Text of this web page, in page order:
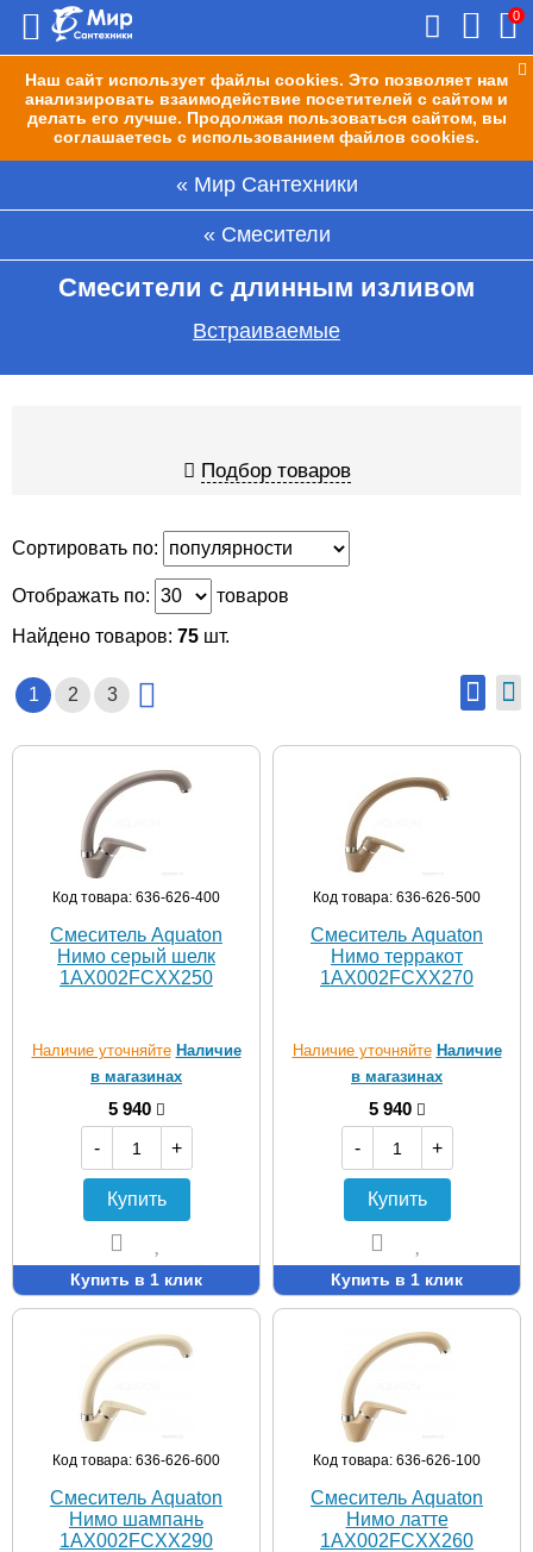
Наш сайт использует файлы cookies. Это позволяет нам
анализировать взаимодействие посетителей с сайтом и
делать его лучше. Продолжая пользоваться сайтом, вы
соглашаетесь с использованием файлов cookies.
0
Мир Сантехники
Смесители
Смесители с длинным изливом
Встраиваемые
Подбор товаров
Сортировать по:
Отображать по:
товаров
Найдено товаров: 75 шт.
1 2 3
Код товара: 636-626-400
Смеситель Aquaton
Нимо серый шелк
1AX002FCXX250
Наличие уточняйте Наличие
в магазинах
5 940
-
+
Купить
Купить в 1 клик
Код товара: 636-626-500
Смеситель Aquaton
Нимо терракот
1AX002FCXX270
Наличие уточняйте Наличие
в магазинах
5 940
-
+
Купить
Купить в 1 клик
Код товара: 636-626-600
Смеситель Aquaton
Нимо шампань
1AX002FCXX290
Код товара: 636-626-100
Смеситель Aquaton
Нимо латте
1AX002FCXX260